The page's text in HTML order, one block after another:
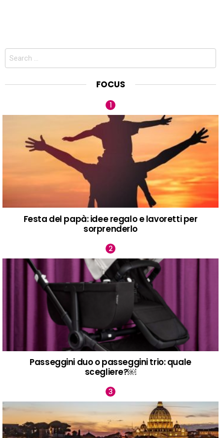
Search
FOCUS
Festa del papà: idee regalo e lavoretti per
sorprenderlo
Passeggini duo o passeggini trio: quale
scegliere?￼